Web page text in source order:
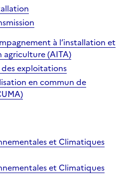
à l’installation et
agriculture (AITA)
exploitations
en commun de
et Climatiques
et Climatiques